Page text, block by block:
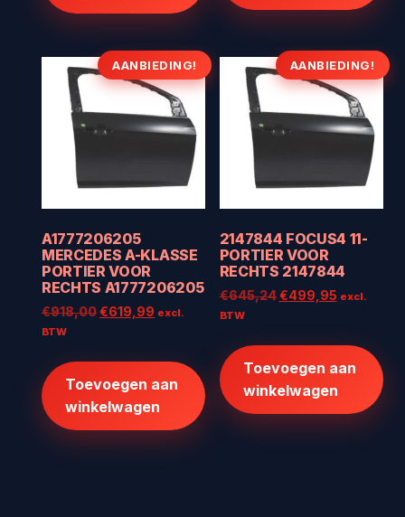
AANBIEDING!
A1777206205
MERCEDES A-KLASSE
PORTIER VOOR
RECHTS A1777206205
€918,00Oorspronkelijke
€619,99 Huidige
€619,99.
excl.
BTW
Toevoegen aan
winkelwagen
AANBIEDING!
2147844 FOCUS4 11-
PORTIER VOOR
RECHTS 2147844
€645,24 Oorspronkelijke
€499,95Huidige
€499,95.
excl.
BTW
Toevoegen aan
winkelwagen